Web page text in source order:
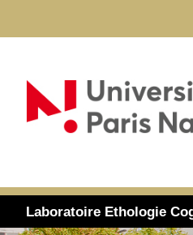
Laboratoire Ethologie